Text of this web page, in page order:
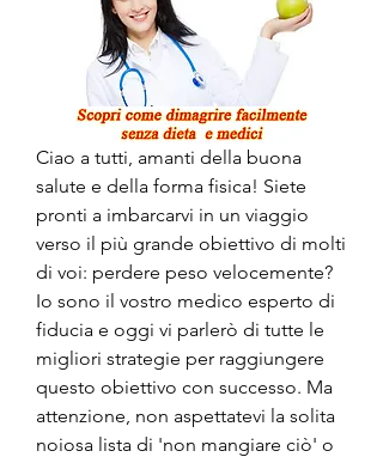
Ciao a tutti, amanti della buona
salute e della forma fisica! Siete
pronti a imbarcarvi in un viaggio
verso il più grande obiettivo di molti
di voi: perdere peso velocemente?
Io sono il vostro medico esperto di
fiducia e oggi vi parlerò di tutte le
migliori strategie per raggiungere
questo obiettivo con successo. Ma
attenzione, non aspettatevi la solita
noiosa lista di 'non mangiare ciò' o